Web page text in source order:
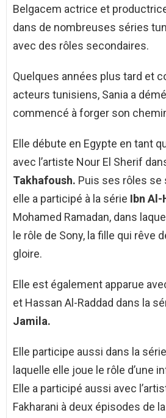
Belgacem actrice et
dans de nombreuses séries
avec des rôles secondaires.
Quelques années plus tard et
acteurs tunisiens, Sania a
commencé à forger son
Elle débute en Egypte en tant
avec l’artiste Nour El Sherif
Takhafoush. Puis ses rôles
elle a participé à la série Ibn Al-
Mohamed Ramadan, dans
le rôle de Sony, la fille qui rêve
gloire.
Elle est également apparue
et Hassan Al-Raddad dans la
Jamila.
Elle participe aussi dans la série
laquelle elle joue le rôle d’une
Elle a participé aussi avec
Fakharani à deux épisodes de